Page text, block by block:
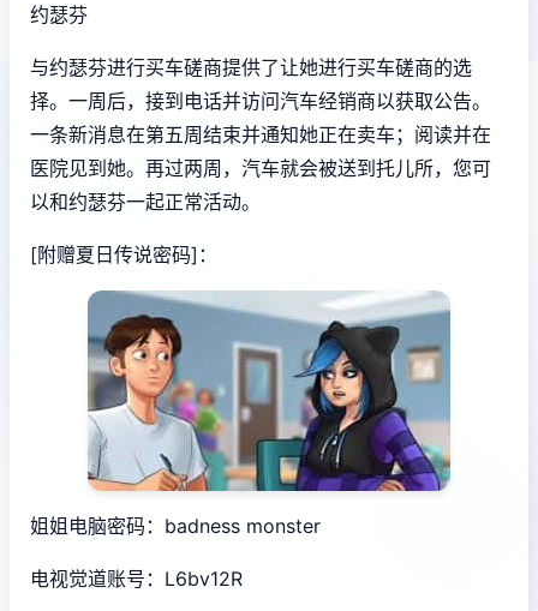
约瑟芬
与约瑟芬进行买车磋商提供了让她进行买车磋商的选
择。一周后，接到电话并访问汽车经销商以获取公告。
一条新消息在第五周结束并通知她正在卖车；阅读并在
医院见到她。再过两周，汽车就会被送到托儿所，您可
以和约瑟芬一起正常活动。
[附赠夏日传说密码]：
姐姐电脑密码：badness monster
电视觉道账号：L6bv12R